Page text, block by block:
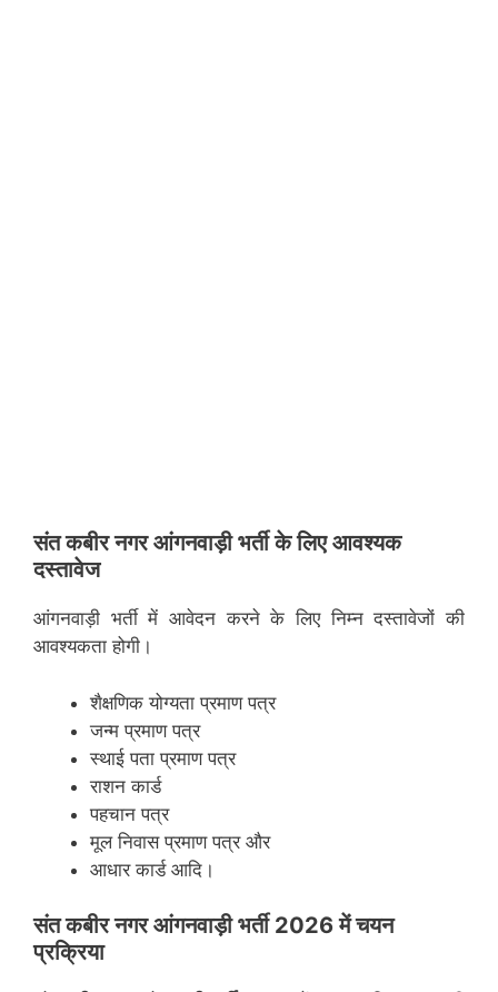
संत कबीर नगरआंगनवाड़ी भर्ती के लिए आवश्यक
दस्तावेज
आंगनवाड़ी भर्ती में आवेदन करने के लिए निम्न दस्तावेजों की
आवश्यकता होगी।
शैक्षणिक योग्यता प्रमाण पत्र
जन्म प्रमाण पत्र
स्थाई पता प्रमाण पत्र
राशन कार्ड
पहचान पत्र
मूल निवास प्रमाण पत्र और
आधार कार्ड आदि।
संत कबीर नगरआंगनवाड़ी भर्ती 2026 में चयन
प्रक्रिया